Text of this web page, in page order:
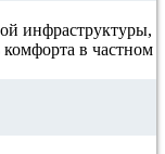
инфраструктуры,
в частном